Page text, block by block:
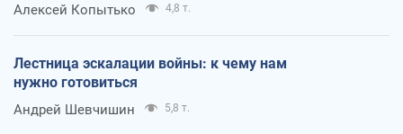
Алексей Копытько 4,8 т.
Лестница эскалации войны: к чему нам
нужно готовиться
Андрей Шевчишин 5,8 т.